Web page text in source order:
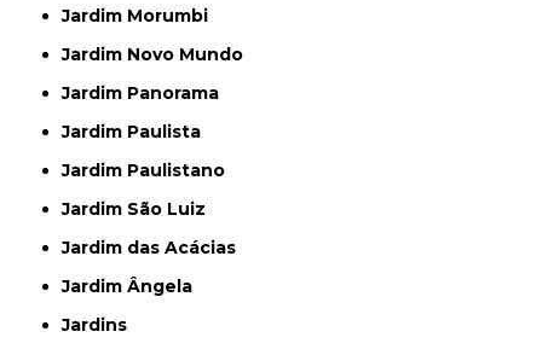
Jardim Morumbi
Jardim Novo Mundo
Jardim Panorama
Jardim Paulista
Jardim Paulistano
Jardim São Luiz
Jardim das Acácias
Jardim Ângela
Jardins